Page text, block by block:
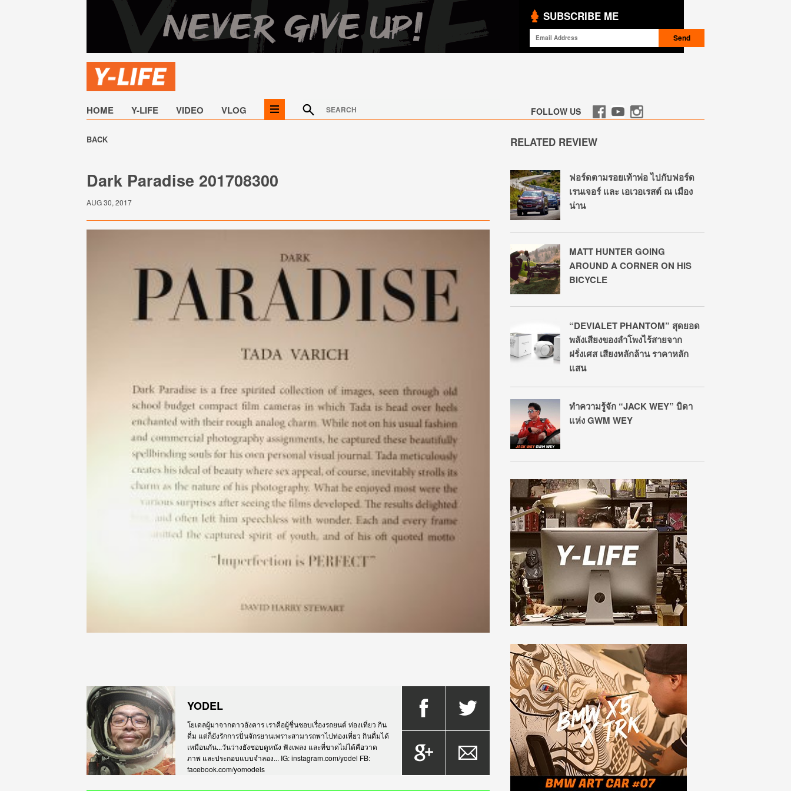
SUBSCRIBE ME
HOME Y-LIFE VIDEO VLOG FOLLOW US
BACK
Dark Paradise 201708300
AUG 30, 2017
YODEL
โยเดลผู้มาจากดาวอังคาร เราคือผู้ชื่นชอบเรื่องรถยนต์ ท่องเที่ยว กิน
ดื่ม แต่ก็ยังรักการปั่นจักรยานเพราะสามารถพาไปท่องเที่ยว กินดื่มได้
เหมือนกัน...วันว่างยังชอบดูหนัง ฟังเพลง และที่ขาดไม่ได้คือวาด
ภาพ และประกอบแบบจำลอง... IG: instagram.com/yodel FB:
facebook.com/yomodels
RELATED REVIEW
ฟอร์ดตามรอยเท้าพ่อ ไปกับฟอร์ด
เรนเจอร์ และ เอเวอเรสต์ ณ เมือง
น่าน
MATT HUNTER GOING
AROUND A CORNER ON HIS
BICYCLE
“DEVIALET PHANTOM” สุดยอด
พลังเสียงของลำโพงไร้สายจาก
ฝรั่งเศส เสียงหลักล้าน ราคาหลัก
แสน
ทำความรู้จัก “JACK WEY” บิดา
แห่ง GWM WEY